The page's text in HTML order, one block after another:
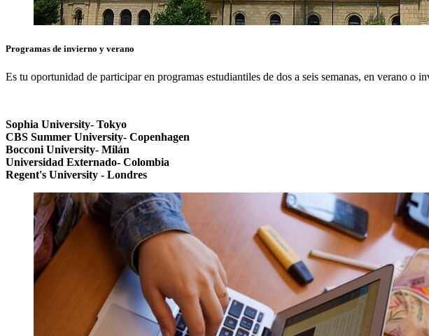
Programas de invierno y verano
Es tu oportunidad de participar en programas estudiantiles de dos a seis semanas, en verano
Sophia University- Tokyo
CBS Summer University- Copenhagen
Bocconi University- Milán
Universidad Externado- Colombia
Regent's University - Londres